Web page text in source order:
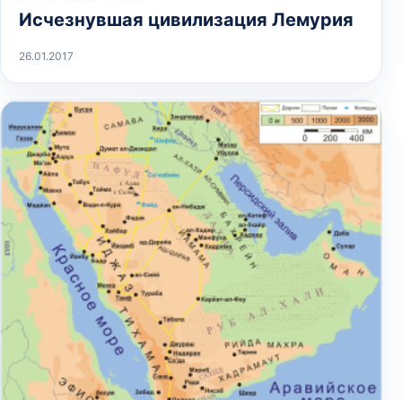
Исчезнувшая цивилизация Лемурия
26.01.2017